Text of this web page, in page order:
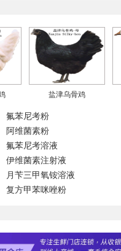
盐津乌骨鸡
氟苯尼考粉
阿维菌素粉
氟苯尼考溶液
伊维菌素注射液
月苄三甲氧铵溶液
复方甲苯咪唑粉